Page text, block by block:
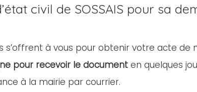
civil de SOSSAIS pour sa
s’offrent à vous pour obtenir votre acte de
pour recevoir le document en quelques
à la mairie par courrier.